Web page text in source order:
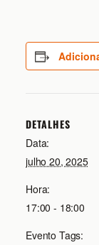
DETALHES
Data:
julho 20, 2025
Hora:
17:00 - 18:00
Evento Tags: